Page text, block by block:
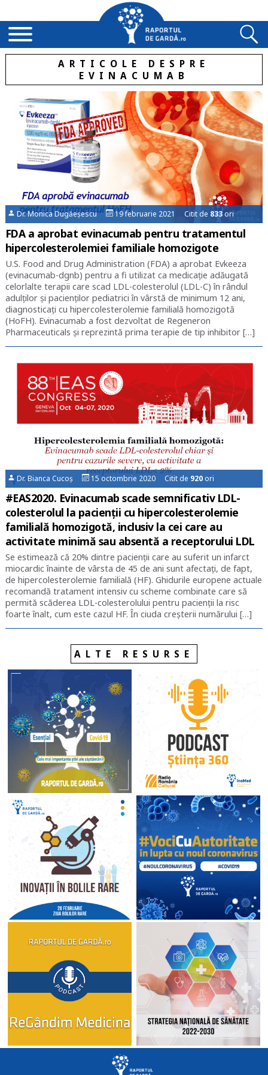
ARTICOLE DESPRE
EVINACUMAB
Dr. Monica Dugăeșescu 19 februarie 2021 Citit de 833ori
FDA a aprobat evinacumab pentru tratamentul
hipercolesterolemiei familiale homozigote
U.S. Food and Drug Administration (FDA) a aprobat Evkeeza
(evinacumab-dgnb) pentru a fi utilizat ca medicație adăugată
celorlalte terapii care scad LDL-colesterolul (LDL-C) în rândul
adulților și pacienților pediatrici în vârstă de minimum 12 ani,
diagnosticați cu hipercolesterolemie familială homozigotă
(HoFH). Evinacumab a fost dezvoltat de Regeneron
Pharmaceuticals și reprezintă prima terapie de tip inhibitor […]
Dr. Bianca Cucoș 15 octombrie 2020 Citit de 920 ori
#EAS2020. Evinacumab scade semnificativ LDL-
colesterolul la pacienții cu hipercolesterolemie
familială homozigotă, inclusiv la cei care au
activitate minimă sau absentă a receptorului LDL
Se estimează că 20% dintre pacienții care au suferit un infarct
miocardic înainte de vârsta de 45 de ani sunt afectați, de fapt,
de hipercolesterolemie familială (HF). Ghidurile europene actuale
recomandă tratament intensiv cu scheme combinate care să
permită scăderea LDL-colesterolului pentru pacienții la risc
foarte înalt, cum este cazul HF. În ciuda creșterii numărului […]
ALTE RESURSE